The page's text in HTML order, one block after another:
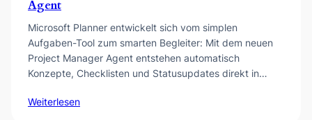
Agent
Microsoft Planner entwickelt sich vom simplen
Aufgaben-Tool zum smarten Begleiter: Mit dem neuen
Project Manager Agent entstehen automatisch
Konzepte, Checklisten und Statusupdates direkt in…
Weiterlesen